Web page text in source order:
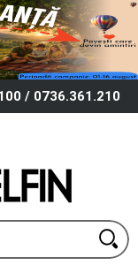
/ 0736.361.210